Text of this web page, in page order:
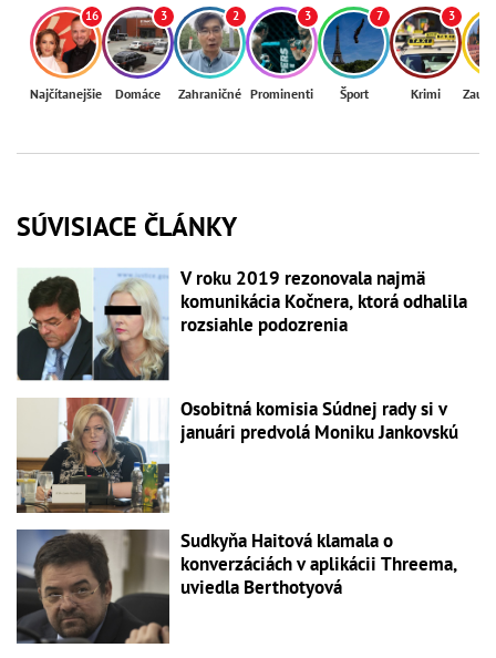
16
Najčítanejšie
3
Domáce
2
Zahraničné
3
Prominenti
7
Šport
3
Krimi
SÚVISIACE ČLÁNKY
V roku 2019 rezonovala najmä
komunikácia Kočnera, ktorá odhalila
rozsiahle podozrenia
Osobitná komisia Súdnej rady si v
januári predvolá Moniku Jankovskú
Sudkyňa Haitová klamala o
konverzáciách v aplikácii Threema,
uviedla Berthotyová